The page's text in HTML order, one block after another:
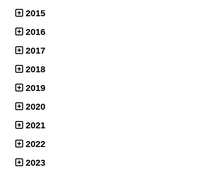
2015
2016
2017
2018
2019
2020
2021
2022
2023